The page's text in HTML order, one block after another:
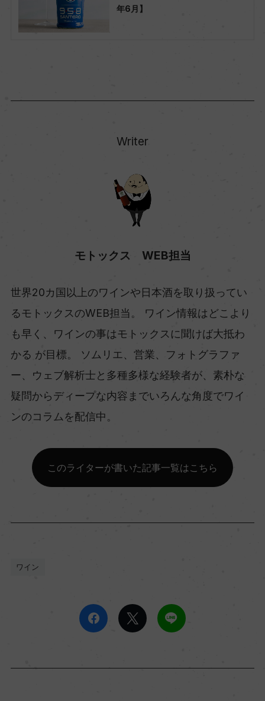
年6月】
Writer
モトックス WEB担当
世界20カ国以上のワインや日本酒を取り扱ってい
るモトックスのWEB担当。 ワイン情報はどこより
も早く、ワインの事はモトックスに聞けば大抵わ
かる が目標。 ソムリエ、営業、フォトグラファ
ー、ウェブ解析士と多種多様な経験者が、素朴な
疑問からディープな内容までいろんな角度でワイ
ンのコラムを配信中。
このライターが書いた記事一覧はこちら
ワイン